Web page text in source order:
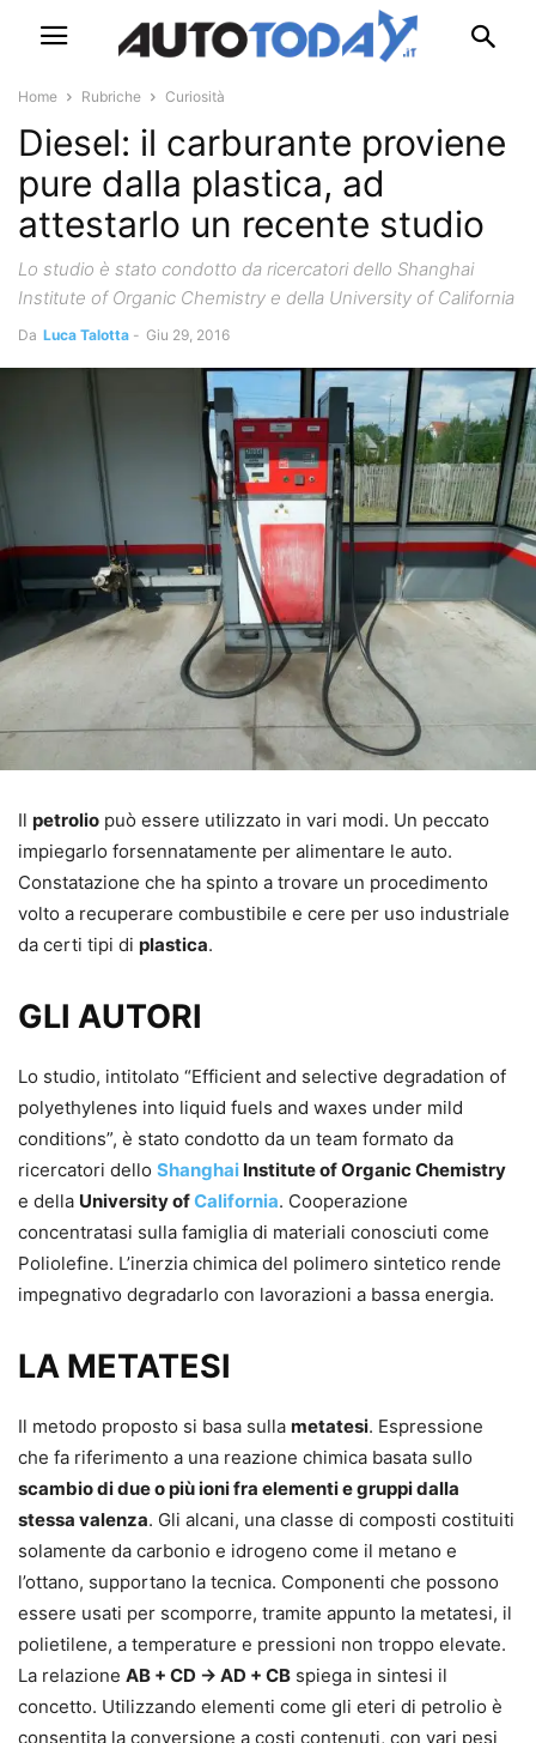
Home Rubriche Curiosità
Diesel: il carburante proviene
pure dalla plastica, ad
attestarlo un recente studio
Lo studio è stato condotto da ricercatori dello Shanghai
Institute of Organic Chemistry e della University of California
Da Luca Talotta - Giu 29, 2016
Il petrolio può essere utilizzato in vari modi. Un peccato
impiegarlo forsennatamente per alimentare le auto.
Constatazione che ha spinto a trovare un procedimento
volto a recuperare combustibile e cere per uso industriale
da certi tipi di plastica.
GLI AUTORI
Lo studio, intitolato “Efficient and selective degradation of
polyethylenes into liquid fuels and waxes under mild
conditions”, è stato condotto da un team formato da
ricercatori dello Shanghai Institute of Organic Chemistry
e della University ofCalifornia. Cooperazione
concentratasi sulla famiglia di materiali conosciuti come
Poliolefine. L’inerzia chimica del polimero sintetico rende
impegnativo degradarlo con lavorazioni a bassa energia.
LA METATESI
Il metodo proposto si basa sulla metatesi. Espressione
che fa riferimento a una reazione chimica basata sullo
scambio di due o più ioni fra elementi e gruppi dalla
stessa valenza. Gli alcani, una classe di composti costituiti
solamente da carbonio e idrogeno come il metano e
l’ottano, supportano la tecnica. Componenti che possono
essere usati per scomporre, tramite appunto la metatesi, il
polietilene, a temperature e pressioni non troppo elevate.
La relazione AB + CD → AD + CB spiega in sintesi il
concetto. Utilizzando elementi come gli eteri di petrolio è
consentita la conversione a costi contenuti, con vari pesi